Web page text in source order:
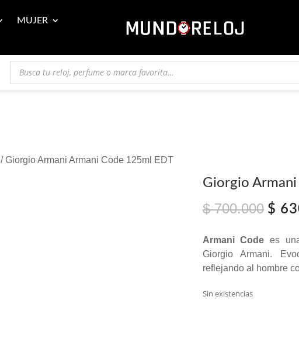
MUJER
Búsqueda
productos
/ Giorgio Armani Armani Code 125ml EDT
Giorgio
$700.000 El
era:
$
$
Armani Code es
Giorgio Armani.
reflejando al hombre
Sin existencias